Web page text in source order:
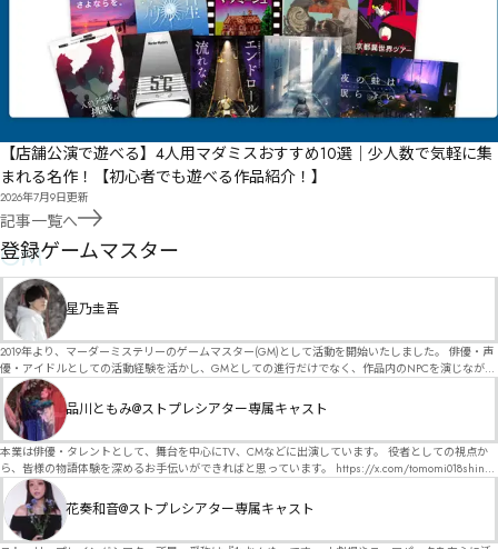
【店舗公演で遊べる】4人用マダミスおすすめ10選｜少人数で気軽に集
まれる名作！【初心者でも遊べる作品紹介！】
2026年7月9日更新
記事一覧へ
GM
登録ゲームマスター
星乃圭吾
2019年より、マーダーミステリーのゲームマスター(GM)として活動を開始いたしました。 俳優・声
優・アイドルとしての活動経験を活かし、GMとしての進行だけでなく、作品内のNPCを演じなが
ら、お客様に物語の世界へ入り込んでいただくような演出・サービスを得意としています。 自分自
身でも作品制作を行っているので、作家さんが作品に込めた想いや意図を大切にしながら、その作
品の魅力をお客様に届けられるような公演を心がけています。 参加してくださる皆様がどんなエン
ディングを迎えるのか、どんな物語が生まれるのかを想像しながら、公演を進めていく時間が本当
に大好きです！ 対応可能作品は、オフライン（対面）作品のみとなります。 得意分野をひとつ挙げ
るなら恋愛もの（恋愛要素を含むシナリオ）ですが、ファンタジー、デスゲーム、青春ものなど、
ジャンルを問わず幅広く対応可能です！お任せください！ 《所属団体・店舗》 ★ Lanbelysma -ラン
ビリズマ- (代表・制作・GM) ★ ストーリープレイングシアター (GM) ★ フィネガンズ ウェイク
(GM)
品川ともみ@ストプレシアター専属キャスト
本業は俳優・タレントとして、舞台を中心にTV、CMなどに出演しています。 役者としての視点か
ら、皆様の物語体験を深めるお手伝いができればと思っています。 https://x.com/tomomi018shin?
s=11 活動内容はSNSにて投稿しています。 SPT所属。 ストーリープレイングシアター「星詠みの
標」にてGMデビュー。 ボードゲーム×体感型演劇 イマーシブカフェ「コアクト」(不定期開催)出
演中。
花奏和音@ストプレシアター専属キャスト